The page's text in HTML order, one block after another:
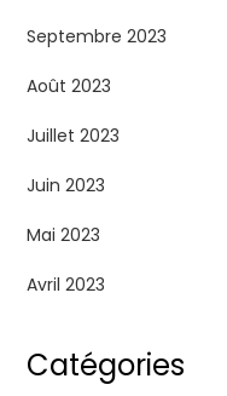
Septembre 2023
Août 2023
Juillet 2023
Juin 2023
Mai 2023
Avril 2023
Catégories